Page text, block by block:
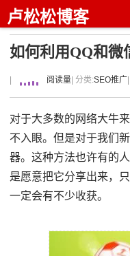
卢松松博客
如何利用QQ和微
阅读量 | 分类:SEO推广
对于大多数的网络大牛
不入眼。但是对于我们
器。这种方法也许有的
是愿意把它分享出来，
一定会有不少收获。